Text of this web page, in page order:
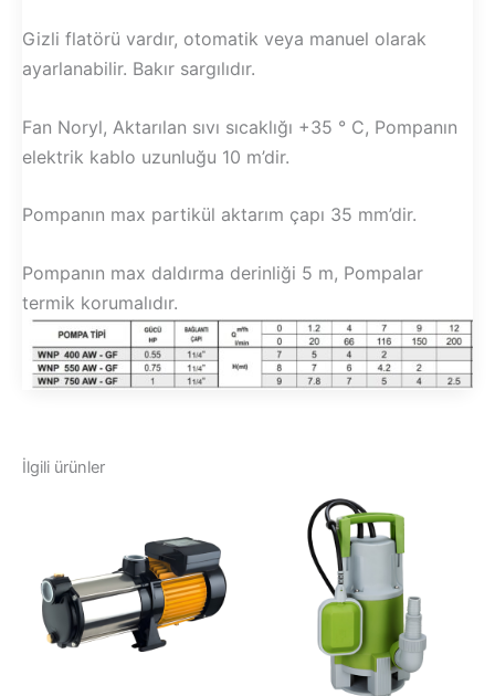
Gizli flatörü vardır, otomatik veya manuel olarak
ayarlanabilir. Bakır sargılıdır.
Fan Noryl, Aktarılan sıvı sıcaklığı +35 ° C, Pompanın
elektrik kablo uzunluğu 10 m’dir.
Pompanın max partikül aktarım çapı 35 mm’dir.
Pompanın max daldırma derinliği 5 m, Pompalar
termik korumalıdır.
İlgili ürünler